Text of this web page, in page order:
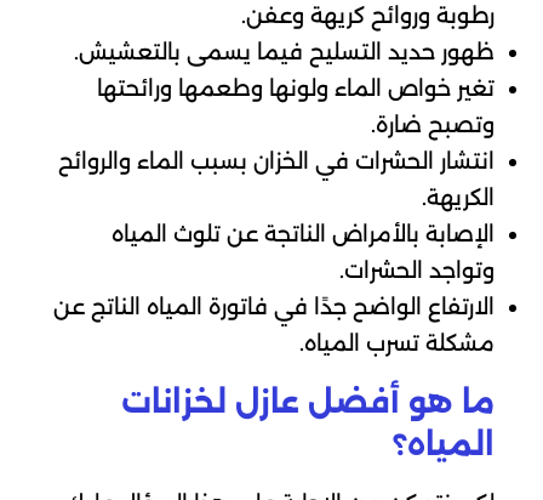
رطوبة وروائح كريهة وعفن.
ظهور حديد التسليح فيما يسمى بالتعشيش.
تغير خواص الماء ولونها وطعمها ورائحتها
وتصبح ضارة.
انتشار الحشرات في الخزان بسبب الماء والروائح
الكريهة.
الإصابة بالأمراض الناتجة عن تلوث المياه
وتواجد الحشرات.
الارتفاع الواضح جدًا في فاتورة المياه الناتج عن
مشكلة تسرب المياه.
ما هو أفضل عازل لخزانات
المياه؟